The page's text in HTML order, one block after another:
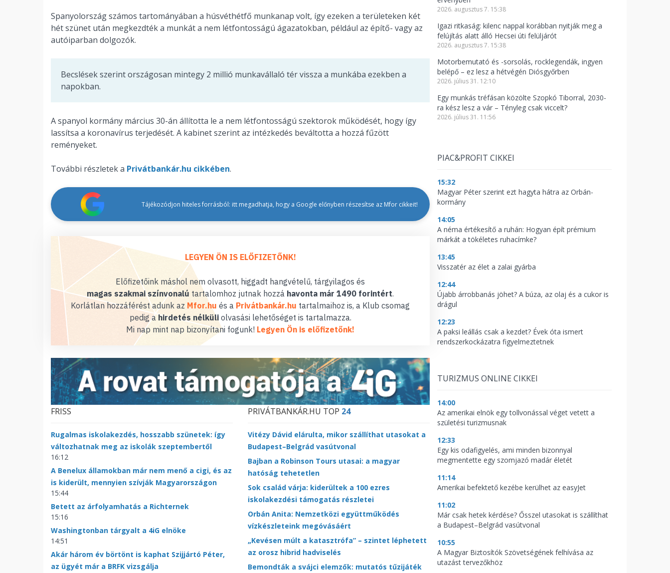
Spanyolország számos tartományában a húsvéthétfő munkanap volt, így ezeken a területeken két
hét szünet után megkezdték a munkát a nem létfontosságú ágazatokban, például az építő- vagy az
autóiparban dolgozók.
Becslések szerint országosan mintegy 2 millió munkavállaló tér vissza a munkába ezekben a
napokban.
A spanyol kormány március 30-án állította le a nem létfontosságú szektorok működését, hogy így
lassítsa a koronavírus terjedését. A kabinet szerint az intézkedés beváltotta a hozzá fűzött
reményeket.
További részletek a Privátbankár.hu cikkében.
Tájékozódjon hiteles forrásból: itt megadhatja, hogy a Google előnyben részesítse az Mfor cikkeit!
LEGYEN ÖN IS ELŐFIZETŐNK!
Előfizetőink máshol nem olvasott, higgadt hangvételű, tárgyilagos és
magas szakmai színvonalú tartalomhoz jutnak hozzá havonta már 1490 forintért.
Korlátlan hozzáférést adunk az Mfor.hu és a Privátbankár.hu tartalmaihoz is, a Klub csomag
pedig ahirdetés nélküliolvasási lehetőséget is tartalmazza.
Mi nap mint nap bizonyítani fogunk! Legyen Ön is előfizetőnk!
FRISS
Rugalmas iskolakezdés, hosszabb szünetek: így
változhatnak meg az iskolák szeptembertől
16:12
A Benelux államokban már nem menő a cigi, és az
is kiderült, mennyien szívják Magyarországon
15:44
Betett az árfolyamhatás a Richternek
15:16
Washingtonban tárgyalt a 4iG elnöke
14:51
Akár három év börtönt is kaphat Szijjártó Péter,
az ügyét már a BRFK vizsgálja
PRIVÁTBANKÁR.HU TOP 24
Vitézy Dávid elárulta, mikor szállíthat utasokat a
Budapest–Belgrád vasútvonal
Bajban a Robinson Tours utasai: a magyar
hatóság tehetetlen
Sok család várja: kiderültek a 100 ezres
iskolakezdési támogatás részletei
Orbán Anita: Nemzetközi együttműködés
vízkészleteink megóvásáért
„Kevésen múlt a katasztrófa” – szintet léphetett
az orosz hibrid hadviselés
Bemondták a svájci elemzők: mutatós tűzijáték
2026. augusztus 7. 15:38
Igazi ritkaság: kilenc nappal korábban nyitják meg a
felújítás alatt álló Hecsei úti felüljárót
2026. augusztus 7. 15:38
Motorbemutató és -sorsolás, rocklegendák, ingyen
belépő – ez lesz a hétvégén Diósgyőrben
2026. július 31. 12:10
Egy munkás tréfásan közölte Szopkó Tiborral, 2030-
ra kész lesz a vár – Tényleg csak viccelt?
2026. július 31. 11:56
PIAC&PROFIT CIKKEI
15:32
Magyar Péter szerint ezt hagyta hátra az Orbán-
kormány
14:05
A néma értékesítő a ruhán: Hogyan épít prémium
márkát a tökéletes ruhacímke?
13:45
Visszatér az élet a zalai gyárba
12:44
Újabb árrobbanás jöhet? A búza, az olaj és a cukor is
drágul
12:23
A paksi leállás csak a kezdet? Évek óta ismert
rendszerkockázatra figyelmeztetnek
TURIZMUS ONLINE CIKKEI
14:00
Az amerikai elnök egy tollvonással véget vetett a
születési turizmusnak
12:33
Egy kis odafigyelés, ami minden bizonnyal
megmentette egy szomjazó madár életét
11:14
Amerikai befektető kezébe kerülhet az easyJet
11:02
Már csak hetek kérdése? Ősszel utasokat is szállíthat
a Budapest–Belgrád vasútvonal
10:55
A Magyar Biztosítók Szövetségének felhívása az
utazást tervezőkhöz